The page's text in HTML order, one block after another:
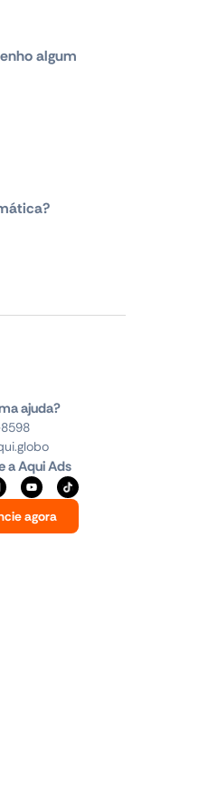
algum
ajuda?
a Aqui Ads
agora